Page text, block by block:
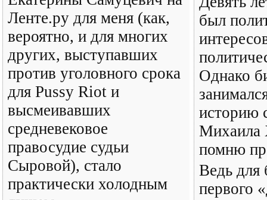
Ленте.ру для меня (как,
вероятно, и для многих
других, выступавших
против уголовного срока
для Pussy Riot и
высмеивавших
средневековое
правосудие судьи
Сыровой), стало
практически холодным
был
Однако
историю
Михаила
помню
Ведь для
первого